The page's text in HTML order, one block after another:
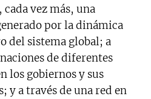
vez más, una
por la dinámica
del sistema global; a
de diferentes
los gobiernos y sus
y a través de una red en